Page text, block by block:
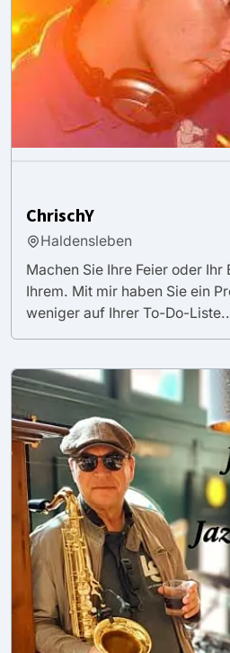
ChrischY
Haldensleben
Machen Sie Ihre Feier oder
Ihrem. Mit mir haben Sie ein
weniger auf Ihrer To-Do-